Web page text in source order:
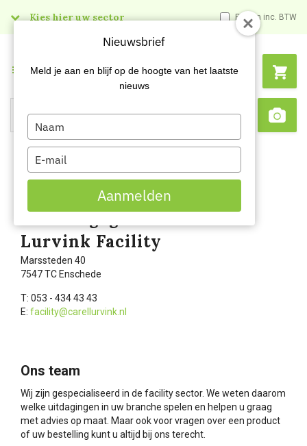
Kies hier uw sector Prijzen inc. BTW
Search
Menu
Contactgegevens Carel
Lurvink Facility
Marssteden 40
7547 TC Enschede
T: 053 - 434 43 43
E: facility@carellurvink.nl
Ons team
Wij zijn gespecialiseerd in de facility sector. We weten daarom
welke uitdagingen in uw branche spelen en helpen u graag
met advies op maat. Maar ook voor vragen over een product
of uw bestelling kunt u altijd bij ons terecht.
Nieuwsbrief
Meld je aan en blijf op de hoogte van het laatste
nieuws
Type
your
name
Type
your
email
Aanmelden